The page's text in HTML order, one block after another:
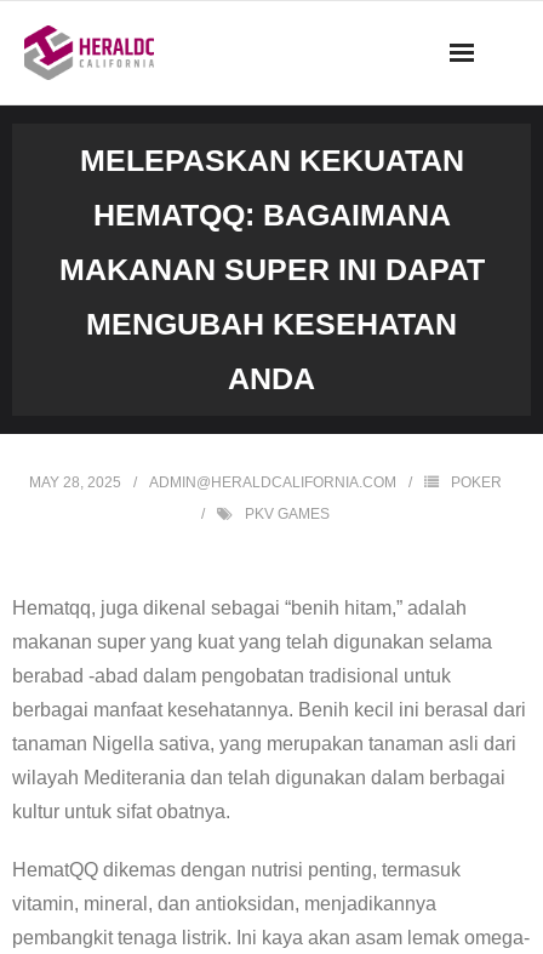
content
MELEPASKAN KEKUATAN
HEMATQQ: BAGAIMANA
MAKANAN SUPER INI DAPAT
MENGUBAH KESEHATAN
ANDA
MAY 28, 2025 ADMIN@HERALDCALIFORNIA.COM
POKER
PKV GAMES
Hematqq, juga dikenal sebagai “benih hitam,” adalah
makanan super yang kuat yang telah digunakan selama
berabad -abad dalam pengobatan tradisional untuk
berbagai manfaat kesehatannya. Benih kecil ini berasal dari
tanaman Nigella sativa, yang merupakan tanaman asli dari
wilayah Mediterania dan telah digunakan dalam berbagai
kultur untuk sifat obatnya.
HematQQ dikemas dengan nutrisi penting, termasuk
vitamin, mineral, dan antioksidan, menjadikannya
pembangkit tenaga listrik. Ini kaya akan asam lemak omega-